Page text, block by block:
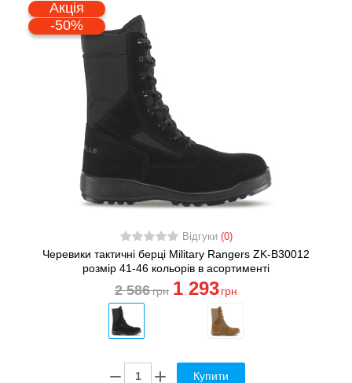
Акція
-50%
Відгуки (0)
Черевики тактичні берці Military Rangers ZK-B30012
розмір 41-46 кольорів в асортименті
2 586грн 1 293 грн
Купити